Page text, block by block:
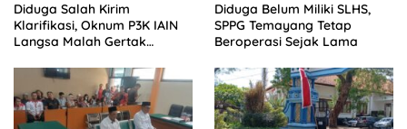
Diduga Salah Kirim
Klarifikasi, Oknum P3K IAIN
Langsa Malah Gertak
Diduga Belum Miliki SLHS,
SPPG Temayang Tetap
Beroperasi Sejak Lama